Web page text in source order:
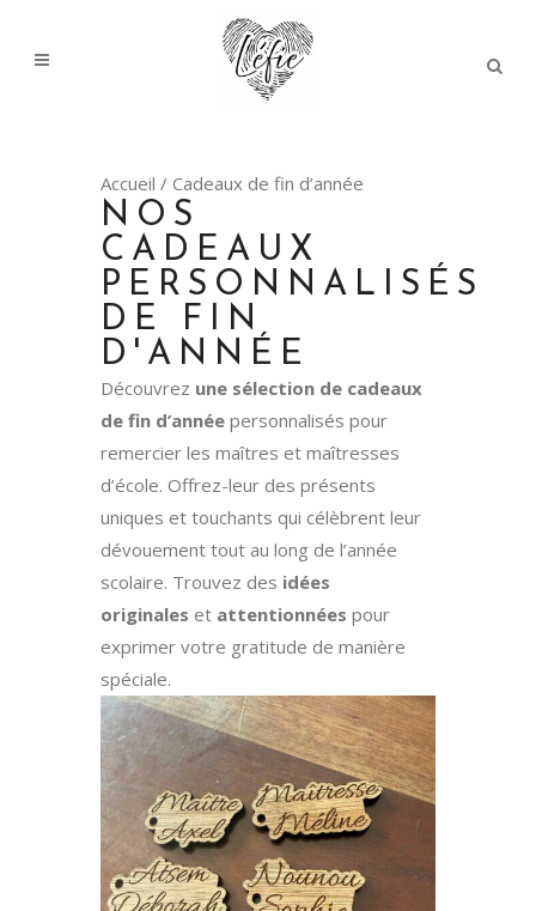
Accueil / Cadeaux de fin d’année
NOS
CADEAUX
PERSONNALISÉS
DE FIN
D'ANNÉE
Découvrez une sélection de cadeaux
de fin d’année personnalisés pour
remercier les maîtres et maîtresses
d’école. Offrez-leur des présents
uniques et touchants qui célèbrent leur
dévouement tout au long de l’année
scolaire. Trouvez des idées
originales et attentionnées pour
exprimer votre gratitude de manière
spéciale.